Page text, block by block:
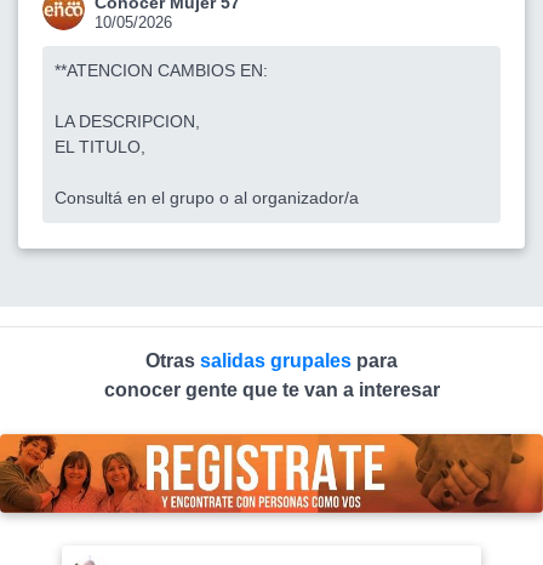
10/05/2026
**ATENCION CAMBIOS EN:
LA DESCRIPCION,
EL TITULO,
Consultá en el grupo o al organizador/a
Otras salidas grupales para
conocer gente que te van a interesar